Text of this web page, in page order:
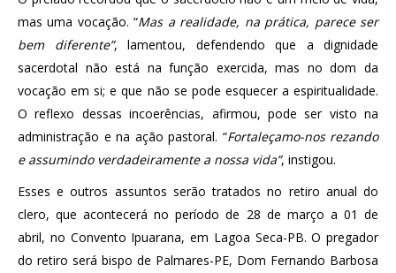
mas uma vocação. “Mas a realidade, na prática, parece ser
bem diferente”, lamentou, defendendo que a dignidade
sacerdotal não está na função exercida, mas no dom da
vocação em si; e que não se pode esquecer a espiritualidade.
O reflexo dessas incoerências, afirmou, pode ser visto na
administração e na ação pastoral. “Fortaleçamo-nos rezando
e assumindo verdadeiramente a nossa vida”, instigou.
Esses e outros assuntos serão tratados no retiro anual do
clero, que acontecerá no período de 28 de março a 01 de
abril, no Convento Ipuarana, em Lagoa Seca-PB. O pregador
do retiro será bispo de Palmares-PE, Dom Fernando Barbosa